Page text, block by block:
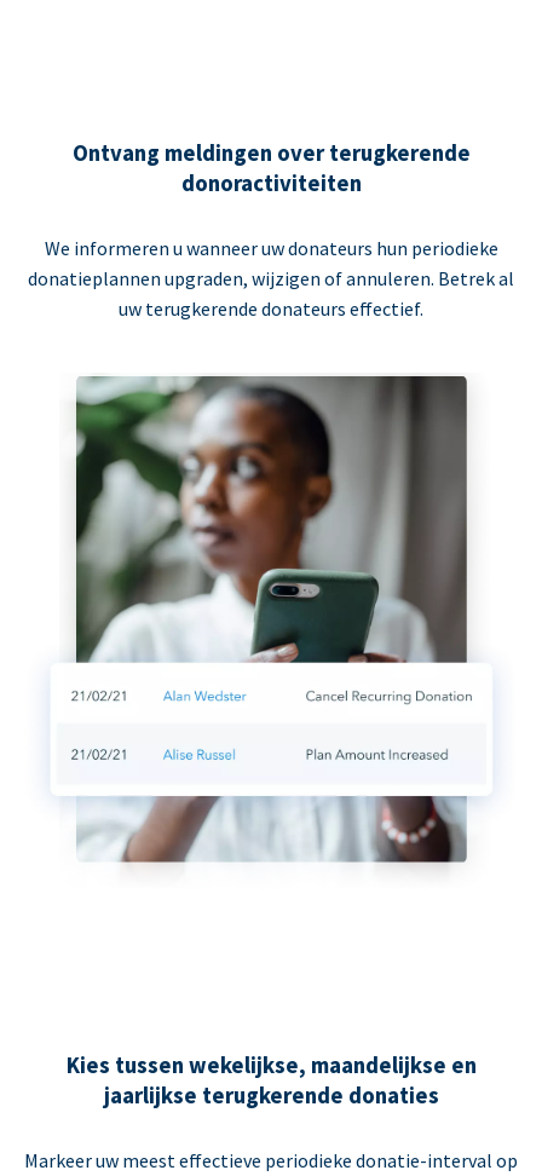
Ontvang meldingen over terugkerende
donoractiviteiten
We informeren u wanneer uw donateurs hun periodieke
donatieplannen upgraden, wijzigen of annuleren. Betrek al
uw terugkerende donateurs effectief.
Kies tussen wekelijkse, maandelijkse en
jaarlijkse terugkerende donaties
Markeer uw meest effectieve periodieke donatie-interval op